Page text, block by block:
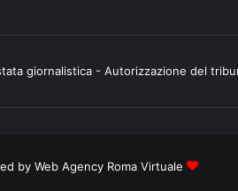
giornalistica - Autorizzazione del
by Web Agency Roma Virtuale